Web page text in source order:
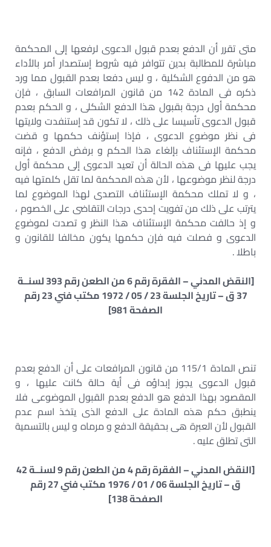
متى تقرر أن الدفع بعدم قبول الدعوى لرفعها إلى المحكمة
مباشرة للمطالبة بدين تتوافر فيه شروط إستصدار أمر بالأداء
هو من الدفوع الشكلية ، و ليس دفعا بعدم القبول مما ورد
ذكره فى المادة 142 من قانون المرافعات السابق ، فإن
محكمة أول درجة بقبول هذا الدفع الشكلى ، و الحكم بعدم
قبول الدعوى تأسيسا على ذلك ، لا تكون قد إستنفدت ولايتها
فى نظر موضوع الدعوى ، فإذا إستؤنف حكمها و قضت
محكمة الإستئناف بإلغاء هذا الحكم و برفض الدفع ، فإنه
يجب عليها فى هذه الحالة أن تعيد الدعوى إلى محكمة أول
درجة لنظر موضوعها ، لأن هذه المحكمة لما تقل كلمتها فيه
، و لا تملك محكمة الإستئناف التصدى لهذا الموضوع لما
يترتب على ذلك من تفويت إحدى درجات التقاضى على الخصوم ،
و إذ حالفت محكمة الإستئناف هذا النظر و تصدت لموضوع
الدعوى و فصلت فيه فإن حكمها يكون مخالفا للقانون و
باطلا .
[النقض المدني – الفقرة رقم 6 من الطعن رقم 393 لسنــة
37 ق – تاريخ الجلسة 23 / 05 / 1972 مكتب فني 23 رقم
الصفحة 981]
تنص المادة 115/1 من قانون المرافعات على أن الدفع بعدم
قبول الدعوى يجوز إبداؤه فى أية حالة كانت عليها ، و
المقصود بهذا الدفع هو الدفع بعدم القبول الموضوعى فلا
ينطبق حكم هذه المادة على الدفع الذى يتخذ اسم عدم
القبول لأن العبرة هى بحقيقة الدفع و مرماه و ليس بالتسمية
التى تطلق عليه .
[النقض المدني – الفقرة رقم 4 من الطعن رقم 9 لسنــة 42
ق – تاريخ الجلسة 06 / 01 / 1976 مكتب فني 27 رقم
الصفحة 138]